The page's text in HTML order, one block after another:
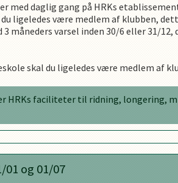
med daglig gang på HRKs
ligeledes være medlem af klubben,
måneders varsel inden 30/6 eller 31/
skal du ligeledes være medlem af
HRKs faciliteter til ridning, longering,
01 og 01/07